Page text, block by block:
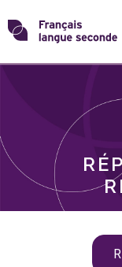
Skip
toTransformons
langue
THÈMES